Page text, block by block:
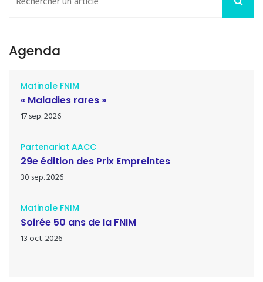
Agenda
Matinale FNIM
« Maladies rares »
17 sep. 2026
Partenariat AACC
29e édition des Prix Empreintes
30 sep. 2026
Matinale FNIM
Soirée 50 ans de la FNIM
13 oct. 2026